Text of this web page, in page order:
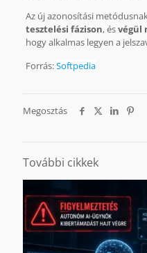
Az új azonosítási
tesztelési fázison, ésvégül
hogy alkalmas legyen a
Forrás:Softpedia
Megosztás
További cikkek